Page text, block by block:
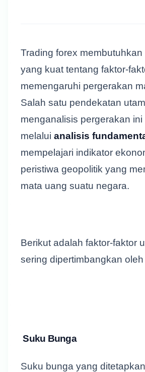
Trading forex
yang kuat tentang faktor-
memengaruhi pergerakan
Salah satu pendekatan
menganalisis pergerakan ini
melalui analisis
mempelajari indikator
peristiwa geopolitik yang
mata uang suatu negara.
Berikut adalah faktor-faktor
sering dipertimbangkan
Suku Bunga
Suku bunga yang